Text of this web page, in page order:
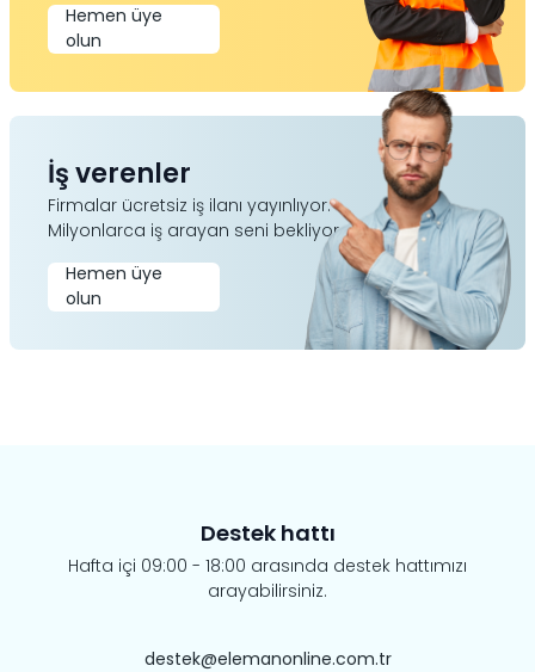
Hemen üye
olun
İş verenler
Firmalar ücretsiz iş ilanı yayınlıyor.
Milyonlarca iş arayan seni bekliyor.
Hemen üye
olun
Destek hattı
Hafta içi 09:00 - 18:00 arasında destek hattımızı
arayabilirsiniz.
destek@elemanonline.com.tr